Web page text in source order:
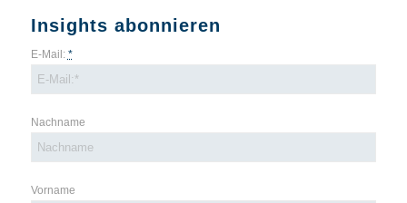
Insights abonnieren
E-Mail: *
Nachname
Vorname